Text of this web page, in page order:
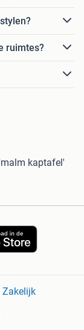
ruimtes?
kaptafel'
Zakelijk